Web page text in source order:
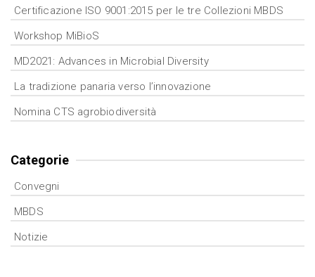
Certificazione ISO 9001:2015 per le tre Collezioni MBDS
Workshop MiBioS
MD2021: Advances in Microbial Diversity
La tradizione panaria verso l’innovazione
Nomina CTS agrobiodiversità
Categorie
Convegni
MBDS
Notizie